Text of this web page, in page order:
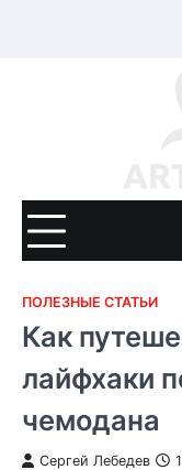
ПОЛЕЗНЫЕ СТАТЬИ
Как
лайфхаки
чемодана
Сергей Лебедев